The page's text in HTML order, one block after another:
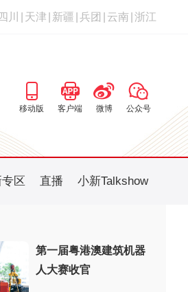
四川 天津 新疆 兵团 云南 浙江
移动版 客户端 微博 公众号
区 直播 小新Talkshow
第一届粤港澳建筑机器
人大赛收官